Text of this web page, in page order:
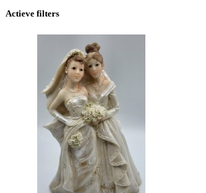
Actieve filters